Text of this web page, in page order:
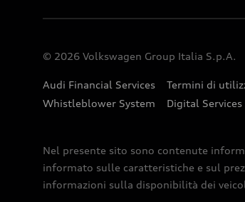
© 2026 Volkswagen Group Italia S.p.A.
Audi Financial Services Termini di
Whistleblower System
Digital Services
Nel presente sito sono contenute
informato sulle caratteristiche e sul
informazioni sulla disponibilità dei